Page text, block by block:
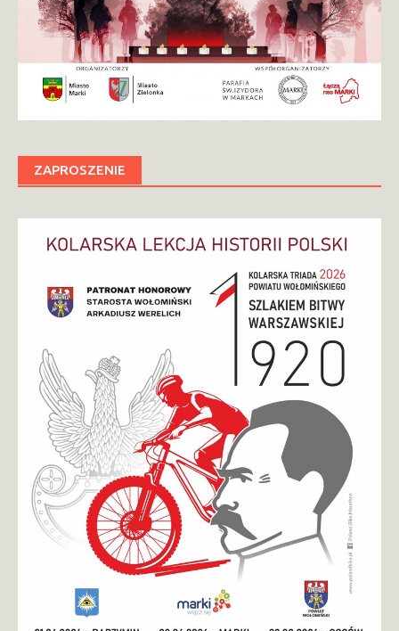
ZAPROSZENIE